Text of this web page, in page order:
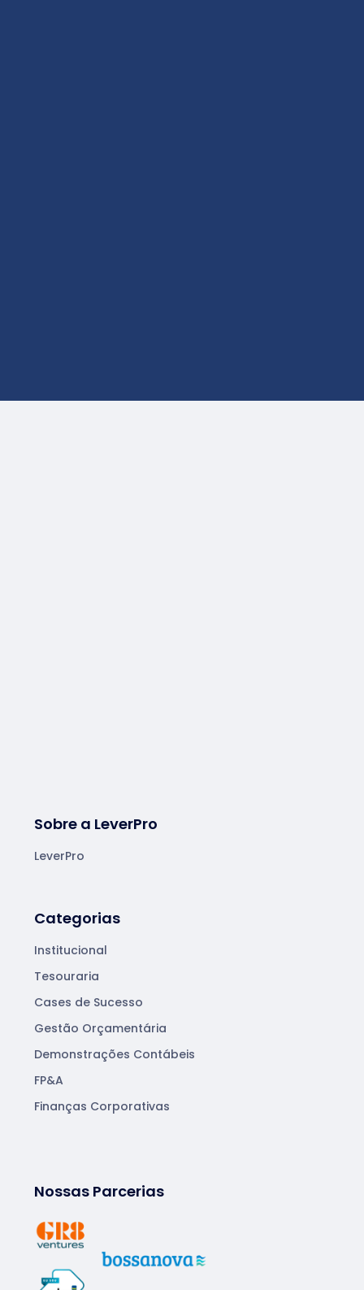
Sobre a LeverPro
LeverPro
Categorias
Institucional
Tesouraria
Cases de Sucesso
Gestão Orçamentária
Demonstrações Contábeis
FP&A
Finanças Corporativas
Nossas Parcerias